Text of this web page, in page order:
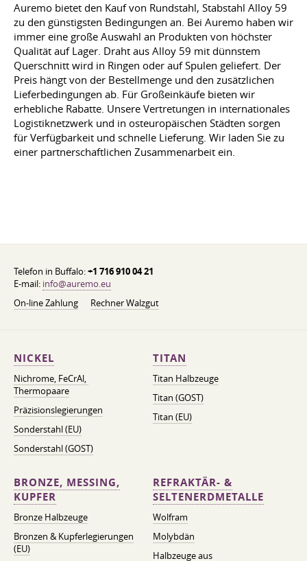
Auremo bietet den Kauf von Rundstahl, Stabstahl Alloy 59
zu den günstigsten Bedingungen an. Bei Auremo haben wir
immer eine große Auswahl an Produkten von höchster
Qualität auf Lager. Draht aus Alloy 59 mit dünnstem
Querschnitt wird in Ringen oder auf Spulen geliefert. Der
Preis hängt von der Bestellmenge und den zusätzlichen
Lieferbedingungen ab. Für Großeinkäufe bieten wir
erhebliche Rabatte. Unsere Vertretungen in internationales
Logistiknetzwerk und in osteuropäischen Städten sorgen
für Verfügbarkeit und schnelle Lieferung. Wir laden Sie zu
einer partnerschaftlichen Zusammenarbeit ein.
Telefon in Buffalo:+1 716 910 04 21
E-mail: info@auremo.eu
On-line Zahlung
Rechner Walzgut
NICKEL
Nichrome, FeСrAl, ​​
Thermopaare
Präzisionslegierungen
Sonderstahl (EU)
Sonderstahl (GOST)
TITAN
Titan Halbzeuge
Titan (GOST)
Titan (EU)
BRONZE, MESSING,
KUPFER
Bronze Halbzeuge
Bronzen & Kupferlegierungen
(EU)
REFRAKTÄR- &
SELTENERDMETALLE
Wolfram
Molybdän
Halbzeuge aus